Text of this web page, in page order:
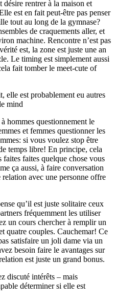
rentrer à la maison et
est en fait peut-être pas penser
tout au long de la gymnase?
de craquements aller, et
machine. Rencontre n’est pas
est, la zone est juste une an
Le timing est simplement aussi
fait tomber le meet-cute of
elle est probablement eu autres
mind
hommes questionnement le
et femmes questionner les
si vous voulez stop être
temps libre! En principe, cela
faites quelque chose vous
ça aussi, à faire conversation
avec une personne offre
qu’il est juste solitaire ceux
fréquemment les utiliser
un cours chercher à remplir un
quatre couples. Cauchemar! Ce
satisfaire un joli dame via un
besoin faire le avantages sur
est juste un grand bonus.
discuté intérêts – mais
déterminer si elle est